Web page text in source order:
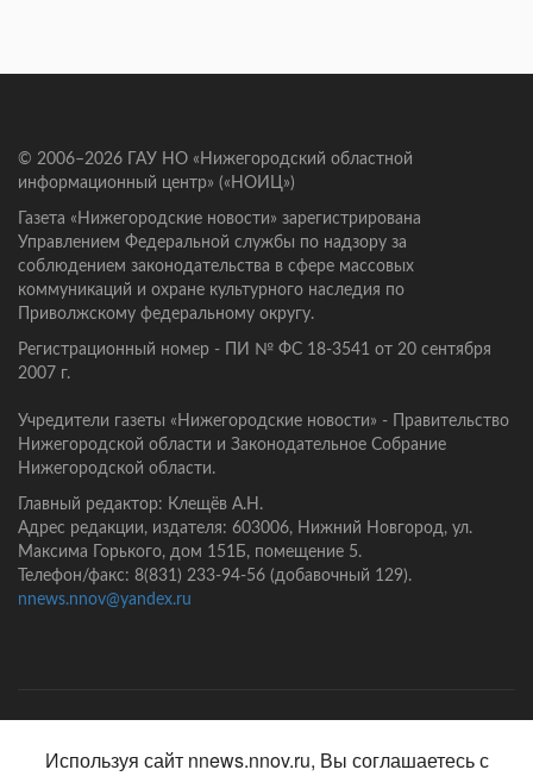
© 2006–2026 ГАУ НО «Нижегородский областной
информационный центр» («НОИЦ»)
Газета «Нижегородские новости» зарегистрирована
Управлением Федеральной службы по надзору за
соблюдением законодательства в сфере массовых
коммуникаций и охране культурного наследия по
Приволжскому федеральному округу.
Регистрационный номер - ПИ № ФС 18-3541 от 20 сентября
2007 г.
Учредители газеты «Нижегородские новости» - Правительство
Нижегородской области и Законодательное Собрание
Нижегородской области.
Главный редактор: Клещёв А.Н.
Адрес редакции, издателя: 603006, Нижний Новгород, ул.
Максима Горького, дом 151Б, помещение 5.
Телефон/факс: 8(831) 233-94-56 (добавочный 129).
nnews.nnov@yandex.ru
Используя сайт nnews.nnov.ru, Вы соглашаетесь с